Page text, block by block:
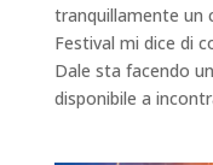
tranquillamente un
Festival mi dice di
Dale sta facendo
disponibile a